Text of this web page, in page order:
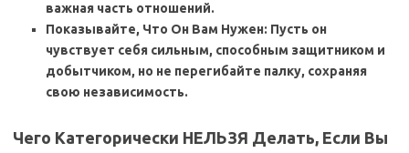
важная часть отношений.
Показывайте, Что Он Вам Нужен: Пусть он
чувствует себя сильным, способным защитником и
добытчиком, но не перегибайте палку, сохраняя
свою независимость.
Чего Категорически НЕЛЬЗЯ Делать, Если Вы